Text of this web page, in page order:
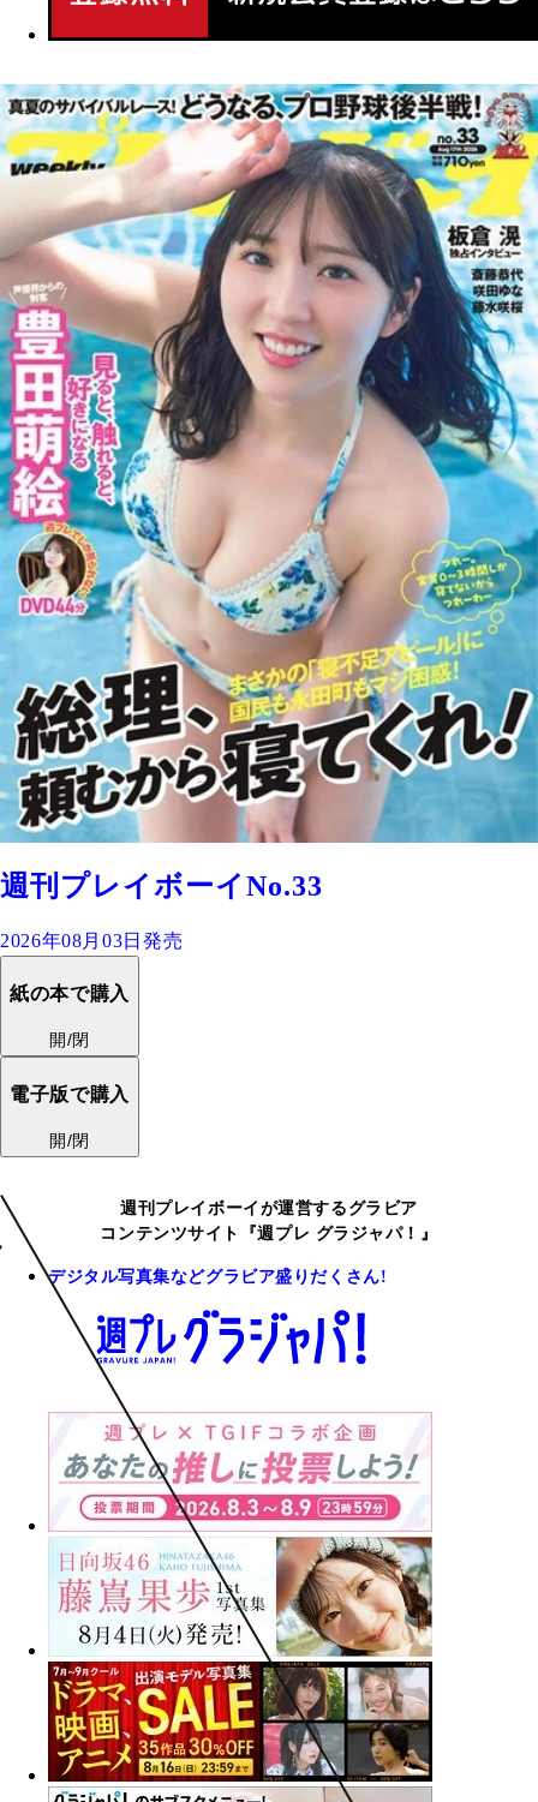
週刊プレイボーイNo.33
2026年08月03日発売
紙の本で購入
開/閉
電子版で購入
開/閉
週刊プレイボーイが運営するグラビア
コンテンツサイト『週プレ グラジャパ！』
デジタル写真集などグラビア盛りだくさん!